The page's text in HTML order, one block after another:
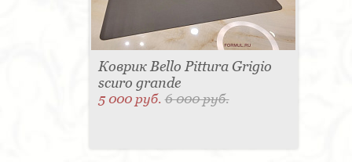
Коврик Bello Pittura Grigio
scuro grande
5 000 руб.6 000 руб.